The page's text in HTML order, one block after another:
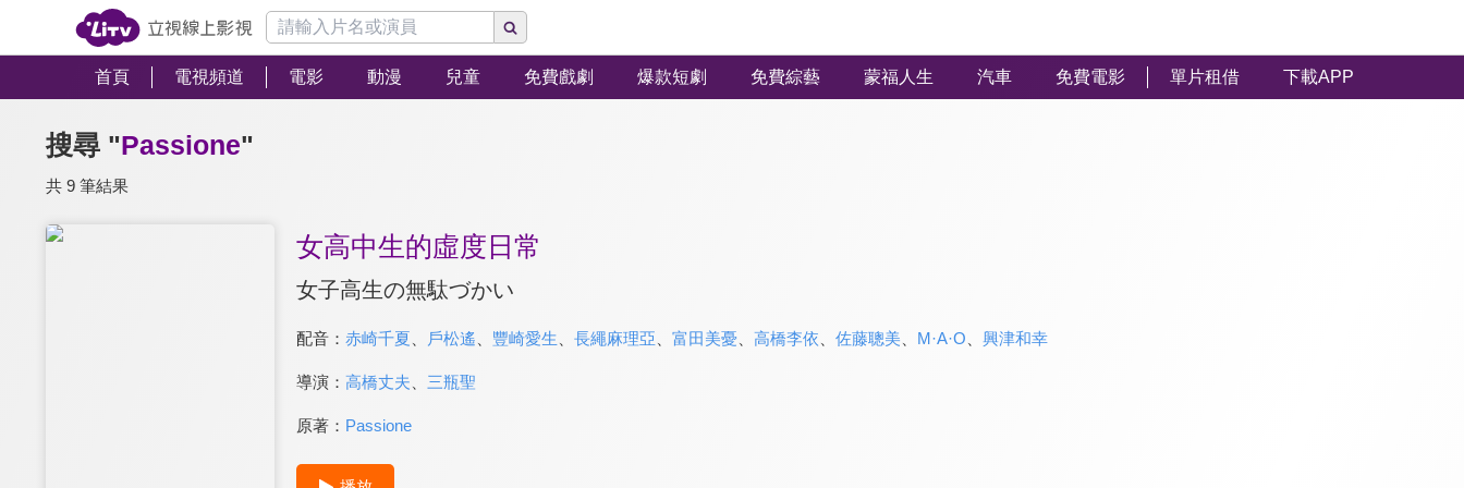
首頁 電視頻道 電影 動漫 兒童 免費戲劇 爆款短劇 免費綜藝 蒙福人生 汽車 免費電影 單片租借 下載APP
搜尋 "Passione"
共 9 筆結果
女高中生的虛度日常
女子高生の無駄づかい
配音： 赤崎千夏 戶松遙 豐崎愛生 長繩麻理亞 富田美憂、 高橋李依 佐藤聰美 M·A·O 興津和幸
導演： 高橋丈夫 三瓶聖
原著： Passione